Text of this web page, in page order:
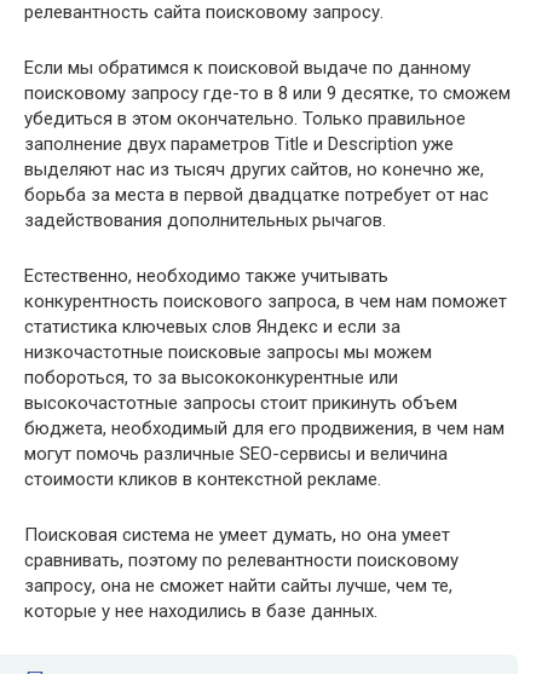
релевантность сайта поисковому запросу.
Если мы обратимся к поисковой выдаче по данному
поисковому запросу где-то в 8 или 9 десятке, то сможем
убедиться в этом окончательно. Только правильное
заполнение двух параметров Title и Description уже
выделяют нас из тысяч других сайтов, но конечно же,
борьба за места в первой двадцатке потребует от нас
задействования дополнительных рычагов.
Естественно, необходимо также учитывать
конкурентность поискового запроса, в чем нам поможет
статистика ключевых слов Яндекс и если за
низкочастотные поисковые запросы мы можем
побороться, то за высококонкурентные или
высокочастотные запросы стоит прикинуть объем
бюджета, необходимый для его продвижения, в чем нам
могут помочь различные SEO-сервисы и величина
стоимости кликов в контекстной рекламе.
Поисковая система не умеет думать, но она умеет
сравнивать, поэтому по релевантности поисковому
запросу, она не сможет найти сайты лучше, чем те,
которые у нее находились в базе данных.